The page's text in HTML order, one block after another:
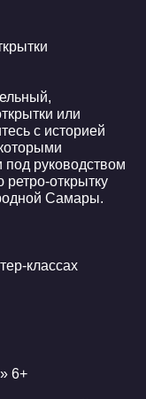
или
с историей
под руководством
ретро-открытку
Самары.
классах
6+